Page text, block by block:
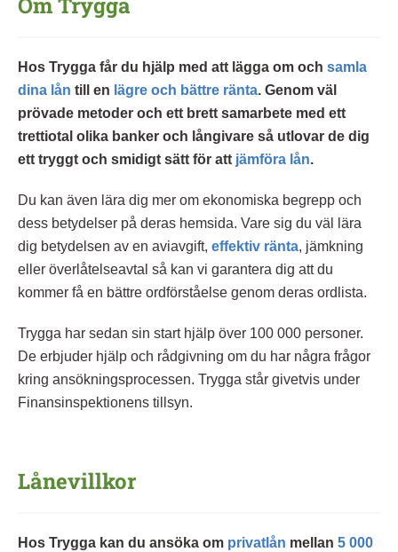
Hos Trygga får du hjälp med att lägga om och samla
dina lån till en lägre och bättre ränta. Genom väl
prövade metoder och ett brett samarbete med ett
trettiotal olika banker och långivare så utlovar de dig
ett tryggt och smidigt sätt för att jämföra lån.
Du kan även lära dig mer om ekonomiska begrepp och
dess betydelser på deras hemsida. Vare sig du väl lära
dig betydelsen av en aviavgift, effektiv ränta, jämkning
eller överlåtelseavtal så kan vi garantera dig att du
kommer få en bättre ordförståelse genom deras ordlista.
Trygga har sedan sin start hjälp över 100 000 personer.
De erbjuder hjälp och rådgivning om du har några frågor
kring ansökningsprocessen. Trygga står givetvis under
Finansinspektionens tillsyn.
Lånevillkor
Hos Trygga kan du ansöka om privatlån mellan 5 000